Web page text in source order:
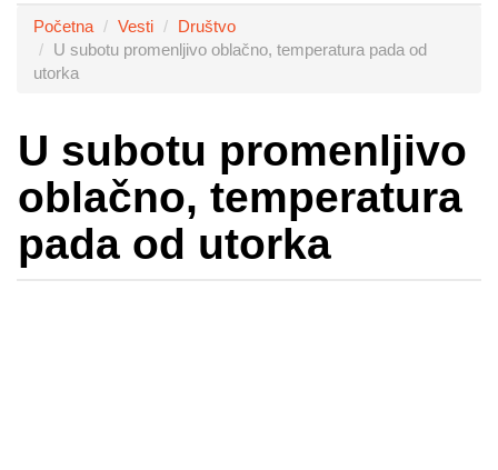
Početna Vesti
Društvo
U subotu promenljivo oblačno, temperatura pada od
utorka
U subotu promenljivo
oblačno, temperatura
pada od utorka